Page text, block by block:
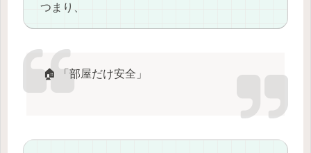
つまり、
🏠 「部屋だけ安全」